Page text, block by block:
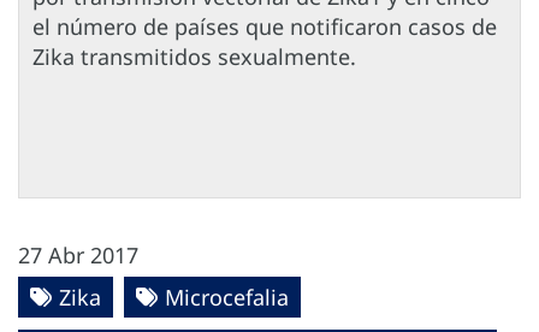
el número de países que notificaron casos de
Zika transmitidos sexualmente.
27 Abr 2017
Zika
Microcefalia